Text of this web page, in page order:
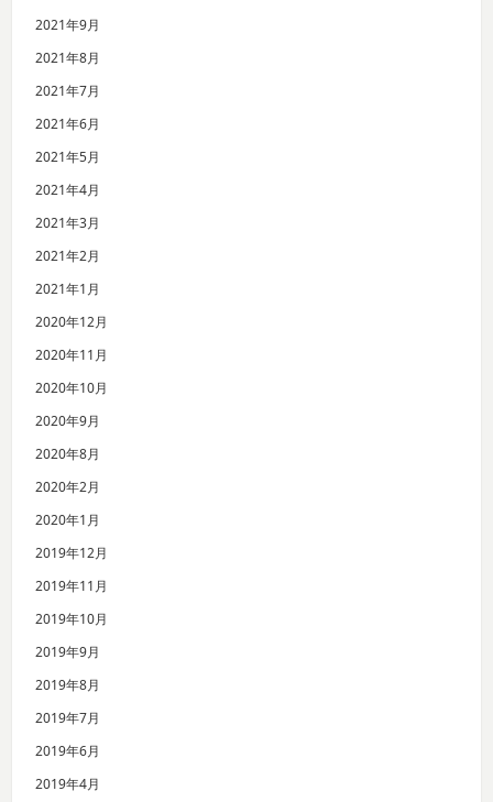
2021年9月
2021年8月
2021年7月
2021年6月
2021年5月
2021年4月
2021年3月
2021年2月
2021年1月
2020年12月
2020年11月
2020年10月
2020年9月
2020年8月
2020年2月
2020年1月
2019年12月
2019年11月
2019年10月
2019年9月
2019年8月
2019年7月
2019年6月
2019年4月